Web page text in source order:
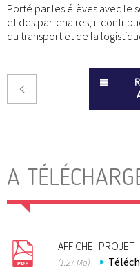
Porté par les élèves avec le
et des partenaires, il
du transport et de la
A
(1.27 Mo)